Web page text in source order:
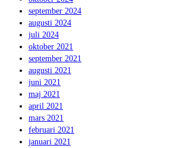
september 2024
augusti 2024
juli 2024
oktober 2021
september 2021
augusti 2021
juni 2021
maj 2021
april 2021
mars 2021
februari 2021
januari 2021